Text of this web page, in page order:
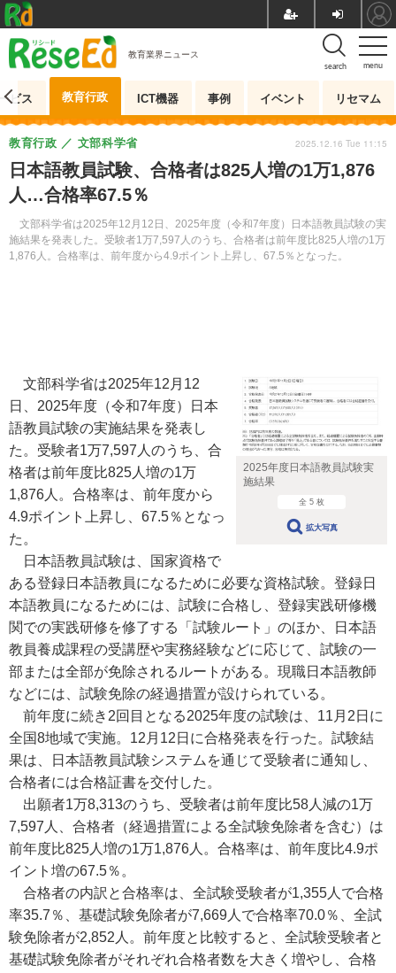
menu
search
教育業界ニュース
ビス 教育行政 ICT機器 事例 イベント リセマム
日本語教員試験、合格者は825人増の1万1,876
人…合格率67.5％
文部科学省は2025年12月12日、2025年度（令和7年度）日本語教員試験の実
施結果を発表した。受験者1万7,597人のうち、合格者は前年度比825人増の1万
1,876人。合格率は、前年度から4.9ポイント上昇し、67.5％となった。
教育行政 文部科学省 2025.12.16 Tue 11:15
2025年度日本語教員試験実
施結果
全 5 枚
拡大写真
文部科学省は2025年12月12
日、2025年度（令和7年度）日本
語教員試験の実施結果を発表し
た。受験者1万7,597人のうち、合
格者は前年度比825人増の1万
1,876人。合格率は、前年度から
4.9ポイント上昇し、67.5％となっ
た。
日本語教員試験は、国家資格で
ある登録日本語教員になるために必要な資格試験。登録日
本語教員になるためには、試験に合格し、登録実践研修機
関での実践研修を修了する「試験ルート」のほか、日本語
教員養成課程の受講歴や実務経験などに応じて、試験の一
部または全部が免除されるルートがある。現職日本語教師
などには、試験免除の経過措置が設けられている。
前年度に続き2回目となる2025年度の試験は、11月2日に
全国8地域で実施。12月12日に合格発表を行った。試験結
果は、日本語教員試験システムを通じて受験者に通知し、
合格者には合格証書を交付した。
出願者1万8,313のうち、受験者は前年度比58人減の1万
7,597人、合格者（経過措置による全試験免除者を含む）は
前年度比825人増の1万1,876人。合格率は、前年度比4.9ポ
イント増の67.5％。
合格者の内訳と合格率は、全試験受験者が1,355人で合格
率35.7％、基礎試験免除者が7,669人で合格率70.0％、全試
験免除者が2,852人。前年度と比較すると、全試験受験者と
基礎試験免除者がそれぞれ合格者数を大きく増やし、合格